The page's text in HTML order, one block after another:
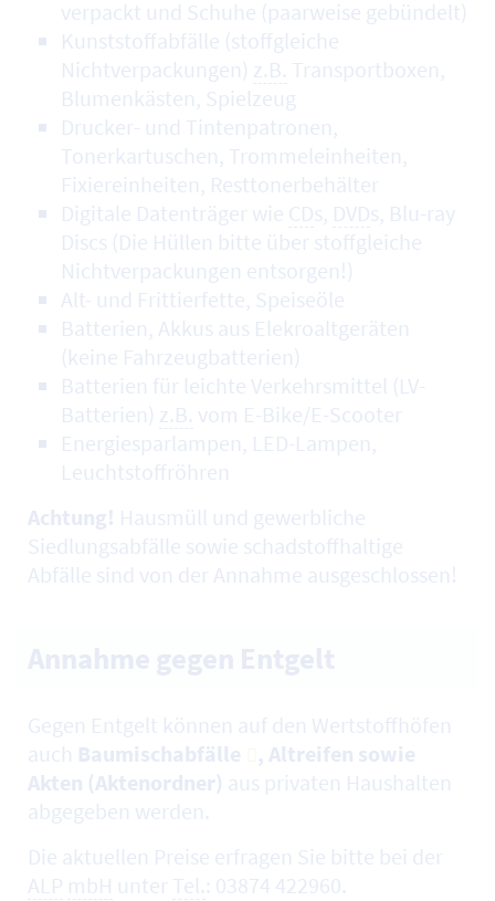
verpackt und Schuhe (paarweise gebündelt)
Kunststoffabfälle (stoffgleiche
Nichtverpackungen) z.B. Transportboxen,
Blumenkästen, Spielzeug
Drucker- und Tintenpatronen,
Tonerkartuschen, Trommeleinheiten,
Fixiereinheiten, Resttonerbehälter
Digitale Datenträger wie CDs, DVDs, Blu-ray
Discs (Die Hüllen bitte über stoffgleiche
Nichtverpackungen entsorgen!)
Alt- und Frittierfette, Speiseöle
Batterien, Akkus aus Elekroaltgeräten
(keine Fahrzeugbatterien)
Batterien für leichte Verkehrsmittel (LV-
Batterien) z.B. vom E-Bike/E-Scooter
Energiesparlampen, LED-Lampen,
Leuchtstoffröhren
Achtung! Hausmüll und gewerbliche
Siedlungsabfälle sowie schadstoffhaltige
Abfälle sind von der Annahme ausgeschlossen!
Gegen Entgelt können auf den Wertstoffhöfen
auch Baumischabfälle
, Altreifen sowie
Akten (Aktenordner) aus privaten Haushalten
abgegeben werden.
Die aktuellen Preise erfragen Sie bitte bei der
ALP mbH unter Tel.: 03874 422960.